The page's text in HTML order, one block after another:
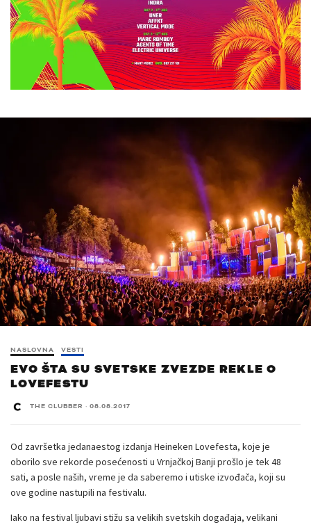
NASLOVNA VESTI
EVO ŠTA SU SVETSKE ZVEZDE REKLE O
LOVEFESTU
THE CLUBBER · 08.08.2017
Od završetka jedanaestog izdanja Heineken Lovefesta, koje je
oborilo sve rekorde posećenosti u Vrnjačkoj Banji prošlo je tek 48
sati, a posle naših, vreme je da saberemo i utiske izvođača, koji su
ove godine nastupili na festivalu.
Iako na festival ljubavi stižu sa velikih svetskih događaja, velikani